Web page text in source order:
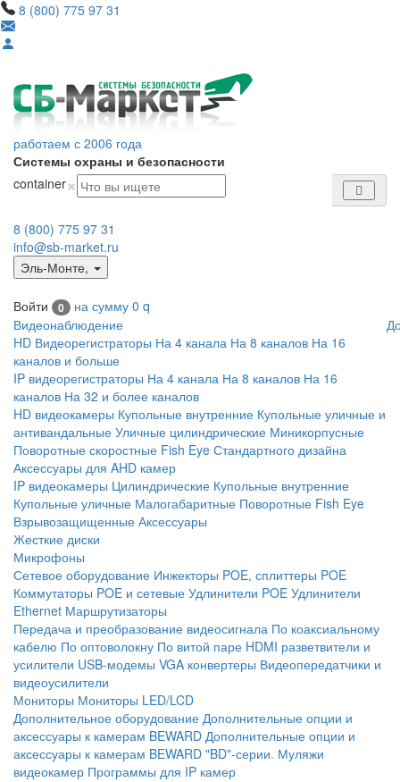
8 (800) 775 97 31
работаем с 2006 года
Системы охраны и безопасности
container×
8 (800) 775 97 31
info@sb-market.ru
Эль-Монте,
Войти 0 на сумму 0 q
Видеонаблюдение
HD Видеорегистраторы На 4 канала На 8 каналов На 16
каналов и больше
IP видеорегистраторы На 4 канала На 8 каналов На 16
каналов На 32 и более каналов
HD видеокамеры Купольные внутренние Купольные уличные и
антивандальные Уличные цилиндрические Миникорпусные
Поворотные скоростные Fish Eye Стандартного дизайна
Аксессуары для AHD камер
IP видеокамеры Цилиндрические Купольные внутренние
Купольные уличные Малогабаритные Поворотные Fish Eye
Взрывозащищенные Аксессуары
Жесткие диски
Микрофоны
Сетевое оборудование Инжекторы POE, сплиттеры POE
Коммутаторы POE и сетевые Удлинители POE Удлинители
Ethernet Маршрутизаторы
Передача и преобразование видеосигнала По коаксиальному
кабелю По оптоволокну По витой паре HDMI разветвители и
усилители USB-модемы VGA конвертеры Видеопередатчики и
видеоусилители
Мониторы Мониторы LED/LCD
Дополнительное оборудование Дополнительные опции и
аксессуары к камерам BEWARD Дополнительные опции и
аксессуары к камерам BEWARD "BD"-серии. Муляжи
видеокамер Программы для IP камер